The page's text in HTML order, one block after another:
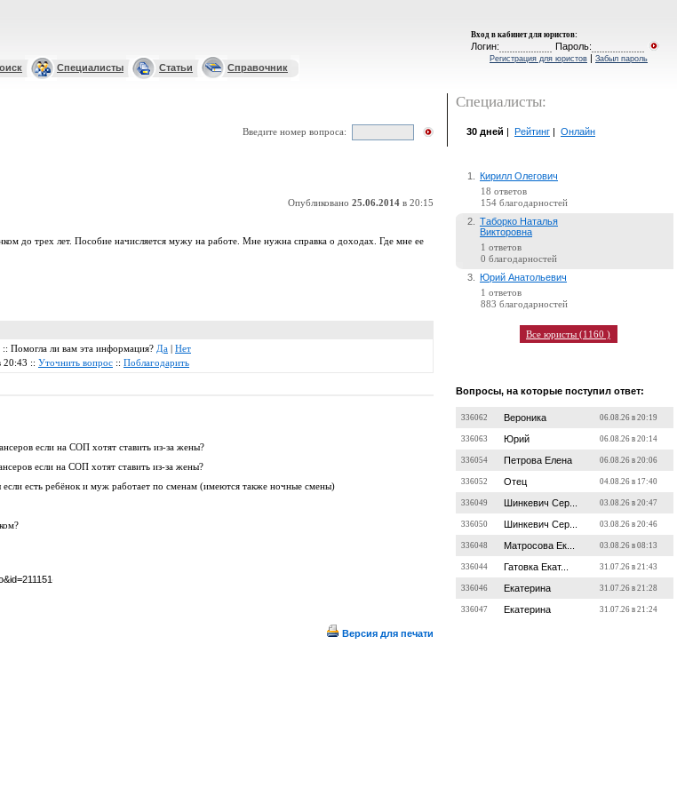
Вход в кабинет для юристов:
Логин: Пароль:
Регистрация для юристов | Забыл пароль
Специалисты Статьи Справочник
Введите номер вопроса:
Опубликовано 25.06.2014 в 20:15
до трех лет. Пособие начисляется мужу на работе. Мне нужна справка о доходах. Где мне ее
Помогла ли вам эта информация? Да
Нет
20:43 :: Уточнить вопрос :: Поблагодарить
если на СОП хотят ставить из-за жены?
если на СОП хотят ставить из-за жены?
есть ребёнок и муж работает по сменам (имеются также ночные смены)
Версия для печати
Специалисты:
30 дней Рейтинг Онлайн
1. Кирилл Олегович
18 ответов
154 благодарностей
2.
Таборко Наталья
Викторовна
1 ответов
0 благодарностей
3. Юрий Анатольевич
1 ответов
883 благодарностей
Все юристы (1160 )
Вопросы, на которые поступил ответ:
336062 Вероника 06.08.26 в 20:19
336063 Юрий 06.08.26 в 20:14
336054 Петрова Елена 06.08.26 в 20:06
336052 Отец 04.08.26 в 17:40
336049 Шинкевич Сер... 03.08.26 в 20:47
336050 Шинкевич Сер... 03.08.26 в 20:46
336048 Матросова Ек... 03.08.26 в 08:13
336044 Гатовка Екат... 31.07.26 в 21:43
336046 Екатерина 31.07.26 в 21:28
336047 Екатерина 31.07.26 в 21:24